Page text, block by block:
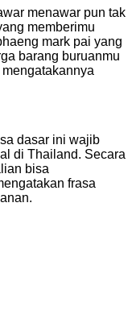
menawar pun tak
memberimu
mark pai yang
barang buruanmu
dasar ini wajib
di Thailand. Secara
bisa
frasa